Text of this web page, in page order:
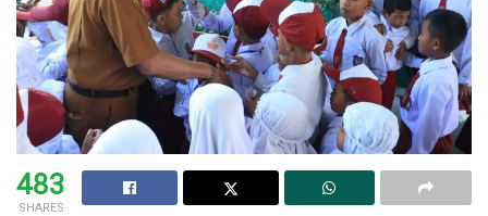
483
SHARES